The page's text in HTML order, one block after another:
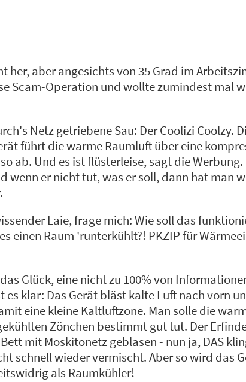
her, aber angesichts von 35 Grad im
Scam-Operation und wollte zumindest mal
Netz getriebene Sau: Der Coolizi Coolzy.
führt die warme Raumluft über eine
ab. Und es ist flüsterleise, sagt die Werbung.
wenn er nicht tut, was er soll, dann hat man
Laie, frage mich: Wie soll das
einen Raum 'runterkühlt?! PKZIP für
Glück, eine nicht zu 100% von
es klar: Das Gerät bläst kalte Luft nach vorn
eine kleine Kaltluftzone. Man solle die
Zönchen bestimmt gut tut. Der
mit Moskitonetz geblasen - nun ja, DAS
schnell wieder vermischt. Aber so wird das
als Raumkühler!